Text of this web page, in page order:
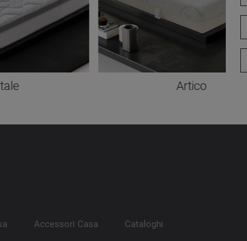
Artico
Accessori Casa Cataloghi